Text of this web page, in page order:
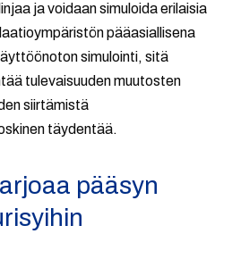
ja voidaan simuloida erilaisia
pääasiallisena
simulointi, sitä
tulevaisuuden muutosten
siirtämistä
täydentää.
pääsyn